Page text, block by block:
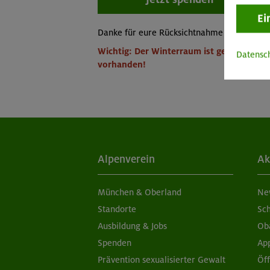
Danke für eure Rücksichtnahme und eure
Wichtig: Der Winterraum ist gesperrt,
vorhanden!
Alpenverein
München & Oberland
Standorte
Ausbildung & Jobs
Spenden
Prävention sexualisierter Gewalt